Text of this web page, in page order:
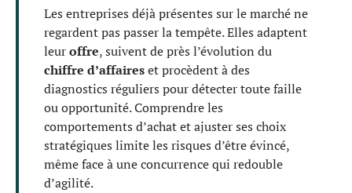
Les entreprises déjà présentes sur le marché ne
regardent pas passer la tempête. Elles adaptent
leuroffre, suivent de près l’évolution du
chiffre d’affaireset procèdent à des
diagnostics réguliers pour détecter toute faille
ou opportunité. Comprendre les
comportements d’achat et ajuster ses choix
stratégiques limite les risques d’être évincé,
même face à une concurrence qui redouble
d’agilité.